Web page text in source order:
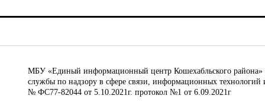
МБУ «Единый информационный центр Кошехабльского района»
службы по надзору в сфере связи, информационных
№ ФС77-82044 от 5.10.2021г. протокол №1 от 6.09.2021г